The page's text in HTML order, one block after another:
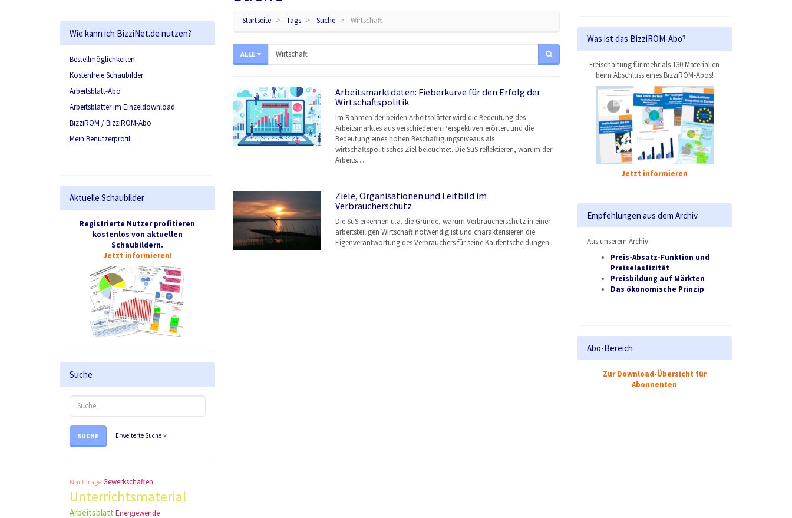
Wie kann ich BizziNet.de nutzen?
Bestellmöglichkeiten
Kostenfreie Schaubilder
Arbeitsblatt-Abo
Arbeitsblätter im Einzeldownload
BizziROM / BizziROM-Abo
Mein Benutzerprofil
Aktuelle Schaubilder
Registrierte Nutzer profitieren
kostenlos von aktuellen
Schaubildern.
Jetzt informieren!
Suche
SUCHE Erweiterte Suche
Nachfrage Gewerkschaften
Unterrichtsmaterial
Arbeitsblatt Energiewende
Startseite Tags Suche Wirtschaft
ALLE
Arbeitsmarktdaten: Fieberkurve für den Erfolg der
Wirtschaftspolitik
Im Rahmen der beiden Arbeitsblätter wird die Bedeutung des
Arbeitsmarktes aus verschiedenen Perspektiven erörtert und die
Bedeutung eines hohen Beschäftigungsniveaus als
wirtschaftspolitisches Ziel beleuchtet. Die SuS reflektieren, warum der
Arbeits…
Ziele, Organisationen und Leitbild im
Verbraucherschutz
Die SuS erkennen u.a. die Gründe, warum Verbraucherschutz in einer
arbeitsteiligen Wirtschaft notwendig ist und charakterisieren die
Eigenverantwortung des Verbrauchers für seine Kaufentscheidungen.
Was ist das BizziROM-Abo?
Freischaltung für mehr als 130 Materialien
beim Abschluss eines BizziROM-Abos!
Jetzt informieren
Empfehlungen aus dem Archiv
Aus unserem Archiv
Preis-Absatz-Funktion und
Preiselastizität
Preisbildung auf Märkten
Das ökonomische Prinzip
Abo-Bereich
Zur Download-Übersicht für
Abonnenten